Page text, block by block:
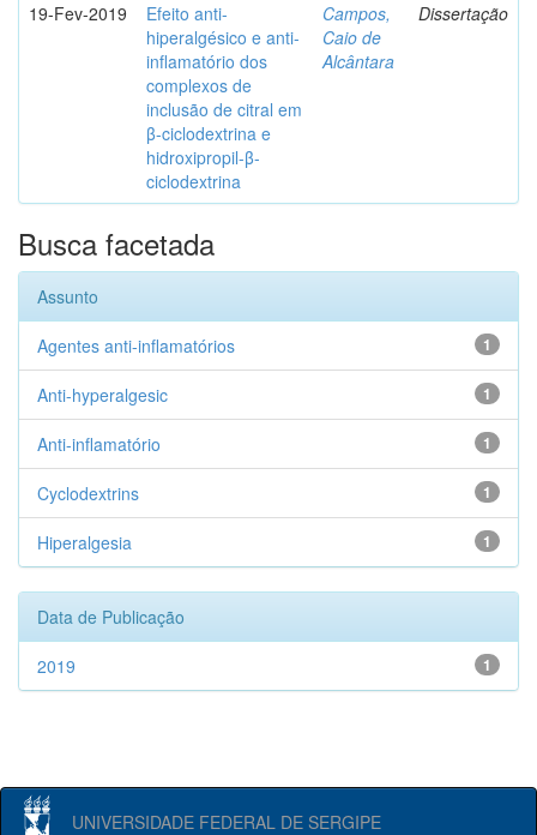
19-Fev-2019
Efeito anti-
hiperalgésico e anti-
inflamatório dos
complexos de
inclusão de citral em
β-ciclodextrina e
hidroxipropil-β-
ciclodextrina
Campos,
Caio de
Alcântara
Dissertação
Busca facetada
Assunto
1
Agentes anti-inflamatórios
1
Anti-hyperalgesic
1
Anti-inflamatório
1
Cyclodextrins
1
Hiperalgesia
Data de Publicação
1
2019
UNIVERSIDADE FEDERAL DE SERGIPE